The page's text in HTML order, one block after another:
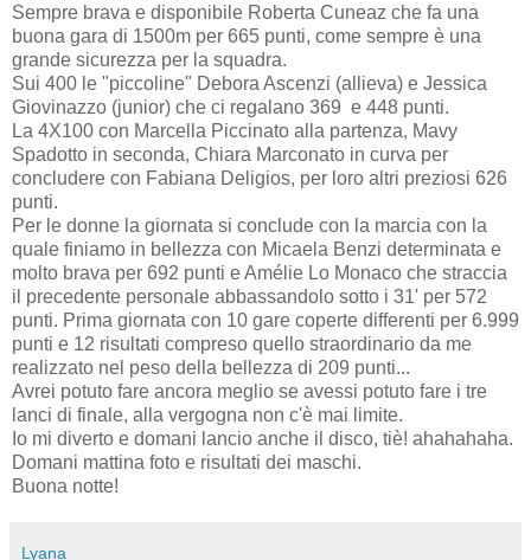
Sempre brava e disponibile Roberta Cuneaz che fa una
buona gara di 1500m per 665 punti, come sempre è una
grande sicurezza per la squadra.
Sui 400 le "piccoline" Debora Ascenzi (allieva) e Jessica
Giovinazzo (junior) che ci regalano 369 e 448 punti.
La 4X100 con Marcella Piccinato alla partenza, Mavy
Spadotto in seconda, Chiara Marconato in curva per
concludere con Fabiana Deligios, per loro altri preziosi 626
punti.
Per le donne la giornata si conclude con la marcia con la
quale finiamo in bellezza con Micaela Benzi determinata e
molto brava per 692 punti e Amélie Lo Monaco che straccia
il precedente personale abbassandolo sotto i 31' per 572
punti. Prima giornata con 10 gare coperte differenti per 6.999
punti e 12 risultati compreso quello straordinario da me
realizzato nel peso della bellezza di 209 punti...
Avrei potuto fare ancora meglio se avessi potuto fare i tre
lanci di finale, alla vergogna non c'è mai limite.
Io mi diverto e domani lancio anche il disco, tiè! ahahahaha.
Domani mattina foto e risultati dei maschi.
Buona notte!
Lyana